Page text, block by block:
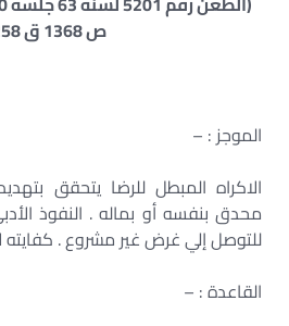
ص 1368 ق 258)
الموجز : –
الاكراه المبطل للرضا يتحقق
محدق بنفسه أو بماله . النفوذ
للتوصل إلي غرض غير مشروع . كفايته
القاعدة : –